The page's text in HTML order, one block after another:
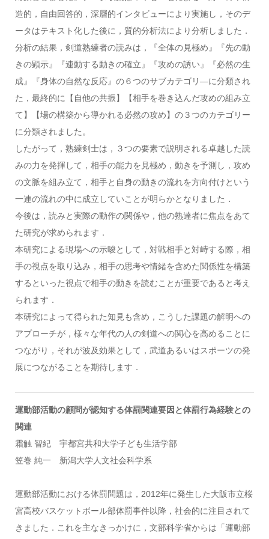
造的，自由回答的，深層的インタビューにより実施し，そのデ
ータはテキスト化した後に，質的分析法により分析しました．
分析の結果，剣道熟練者の読みは，『全体の見極め』『先の動
きの顕示』『連動する動きの確立』『攻めの誘い』『必然の生
成』『身体の自然な反応』の６つのサブカテゴリ―に分類され
た，最終的に【自他の共振】【相手を巻き込んだ攻めの組み立
て】【場の構築から導かれる必然の攻め】の３つのカテゴリー
に分類されました。
したがって，熟練剣士は，３つの要素で説明される卓越した読
みの力を発揮して，相手の能力を見極め，動きを予測し，攻め
の文脈を組み立て，相手と自身の動きの流れを方向付けという
一連の流れの中に成立していことが明らかとなりました．
今後は，読みと実際の動作の関係や，他の熟達者に焦点をあて
た研究が求められます．
本研究による現場への示唆として，対戦相手と対峙する際，相
手の視点を取り込み，相手の思考や情緒を含めた関係性を構築
するといった視点で相手の動きを読むことが重要であると考え
られます．
本研究によって得られた知見も含め，こうした課題の解明への
アプローチが，様々な年代の人の剣道への関心を高めることに
つながり，それが波及効果として，武道あるいはスポーツの発
展につながることを期待します．
運動部活動の顧問が認知する体罰関連要因と体罰行為経験との
関連
霜触 智紀 宇都宮共和大学子ども生活学部
笠巻 純一 新潟大学人文社会科学系
運動部活動における体罰問題は，2012年に発生した大阪市立桜
宮高校バスケットボール部体罰事件以降，社会的に注目されて
きました．これを主なきっかけに，文部科学省からは「運動部